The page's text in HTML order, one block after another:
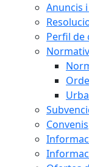
Anuncis
Perfil de
Convenis